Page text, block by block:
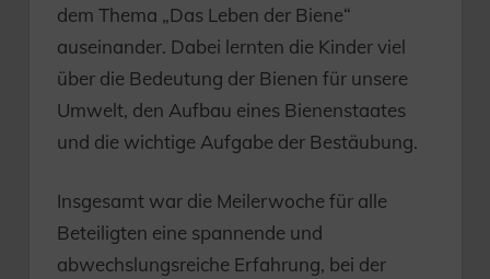
dem Thema „Das Leben der Biene“
auseinander. Dabei lernten die Kinder viel
über die Bedeutung der Bienen für unsere
Umwelt, den Aufbau eines Bienenstaates
und die wichtige Aufgabe der Bestäubung.
Insgesamt war die Meilerwoche für alle
Beteiligten eine spannende und
abwechslungsreiche Erfahrung, bei der